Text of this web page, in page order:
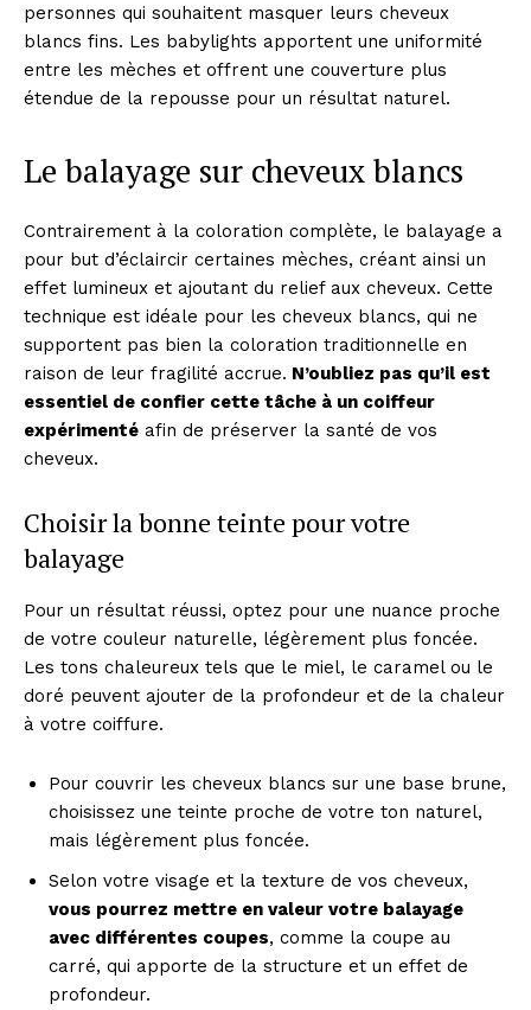
personnes qui souhaitent masquer leurs cheveux
blancs fins. Les babylights apportent une uniformité
entre les mèches et offrent une couverture plus
étendue de la repousse pour un résultat naturel.
Le balayage sur cheveux blancs
Contrairement à la coloration complète, le balayage a
pour but d’éclaircir certaines mèches, créant ainsi un
effet lumineux et ajoutant du relief aux cheveux. Cette
technique est idéale pour les cheveux blancs, qui ne
supportent pas bien la coloration traditionnelle en
raison de leur fragilité accrue. N’oubliez pas qu’il est
essentiel de confier cette tâche à un coiffeur
expérimenté afin de préserver la santé de vos
cheveux.
Choisir la bonne teinte pour votre
balayage
Pour un résultat réussi, optez pour une nuance proche
de votre couleur naturelle, légèrement plus foncée.
Les tons chaleureux tels que le miel, le caramel ou le
doré peuvent ajouter de la profondeur et de la chaleur
à votre coiffure.
Pour couvrir les cheveux blancs sur une base brune,
choisissez une teinte proche de votre ton naturel,
mais légèrement plus foncée.
Selon votre visage et la texture de vos cheveux,
vous pourrez mettre en valeur votre balayage
avec différentes coupes, comme la coupe au
carré, qui apporte de la structure et un effet de
profondeur.